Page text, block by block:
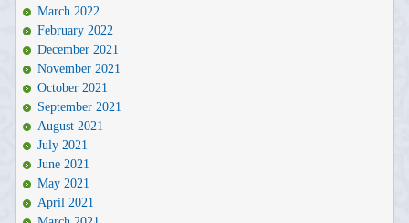
March 2022
February 2022
December 2021
November 2021
October 2021
September 2021
August 2021
July 2021
June 2021
May 2021
April 2021